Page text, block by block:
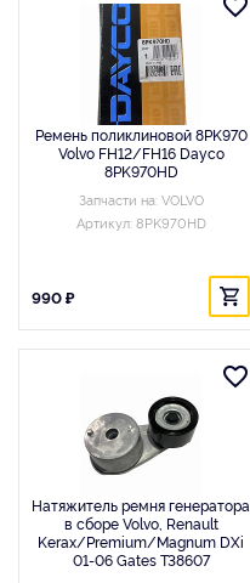
Ремень поликлиновой 8PK970
Volvo FH12/FH16 Dayco
8PK970HD
Запчасти на: VOLVO
Артикул: 8PK970HD
990 ₽
Натяжитель ремня генератора
в сборе Volvo, Renault
Kerax/Premium/Magnum DXi
01-06 Gates T38607